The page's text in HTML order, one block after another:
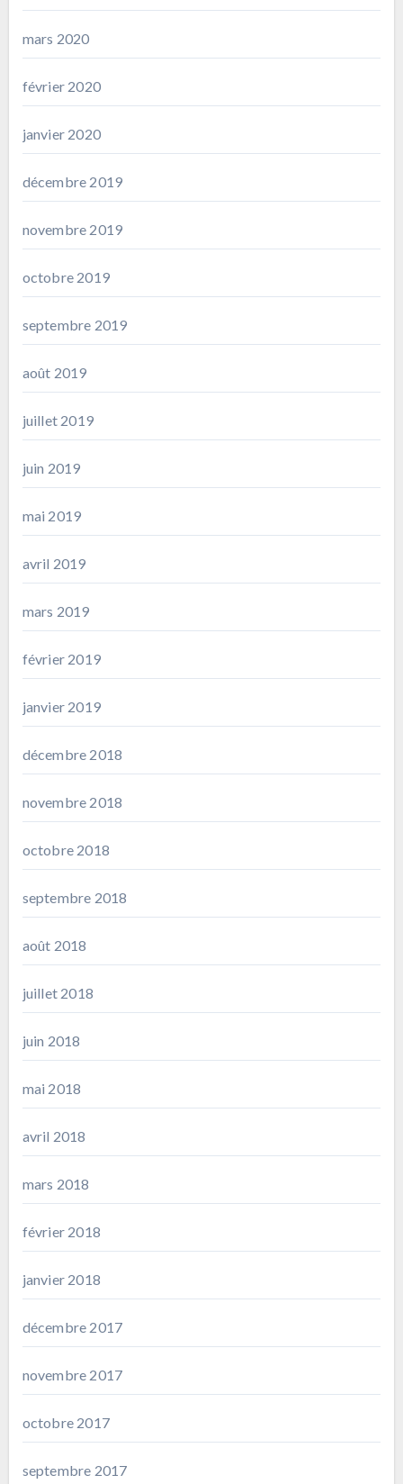
mars 2020
février 2020
janvier 2020
décembre 2019
novembre 2019
octobre 2019
septembre 2019
août 2019
juillet 2019
juin 2019
mai 2019
avril 2019
mars 2019
février 2019
janvier 2019
décembre 2018
novembre 2018
octobre 2018
septembre 2018
août 2018
juillet 2018
juin 2018
mai 2018
avril 2018
mars 2018
février 2018
janvier 2018
décembre 2017
novembre 2017
octobre 2017
septembre 2017